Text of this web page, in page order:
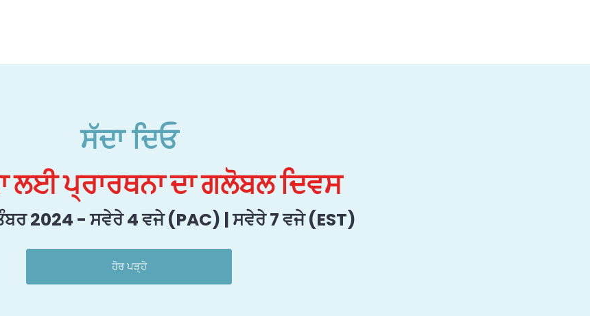
ਸੱਦਾ ਦਿਓ
ਲਈ ਪ੍ਰਾਰਥਨਾ ਦਾ ਗਲੋਬਲ ਦਿਵਸ
2024 - ਸਵੇਰੇ 4 ਵਜੇ (PAC) | ਸਵੇਰੇ 7 ਵਜੇ (EST)
ਹੋਰ ਪੜ੍ਹੋ